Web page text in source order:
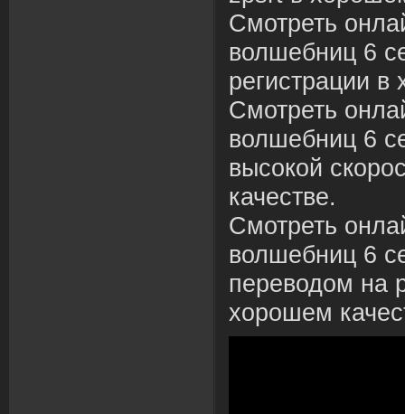
Смотреть
волшебниц 6
регистрации в
Смотреть
волшебниц 6
высокой
качестве.
Смотреть
волшебниц 6
переводом на
хорошем